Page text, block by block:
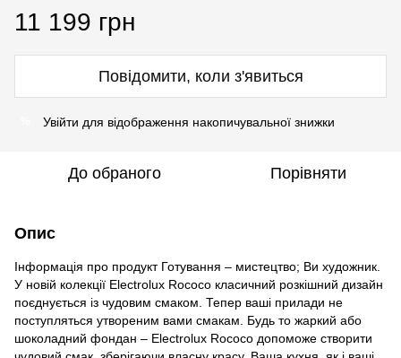
11 199 грн
Повідомити, коли з'явиться
Увійти для відображення накопичувальної знижки
До обраного Порівняти
Опис
Інформація про продукт Готування – мистецтво; Ви художник.
У новій колекції Electrolux Rococo класичний розкішний дизайн
поєднується із чудовим смаком. Тепер ваші прилади не
поступляться утвореним вами смакам. Будь то жаркий або
шоколадний фондан – Electrolux Rococo допоможе створити